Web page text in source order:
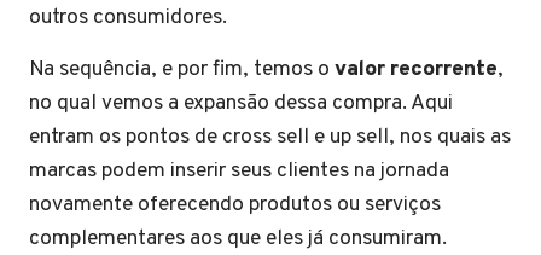
outros consumidores.
Na sequência, e por fim, temos o valor recorrente,
no qual vemos a expansão dessa compra. Aqui
entram os pontos de cross sell e up sell, nos quais as
marcas podem inserir seus clientes na jornada
novamente oferecendo produtos ou serviços
complementares aos que eles já consumiram.